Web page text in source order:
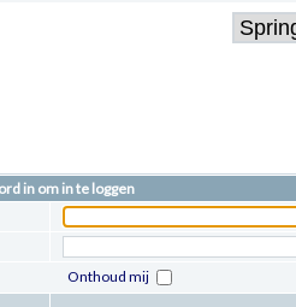
in om in te loggen
Onthoud mij